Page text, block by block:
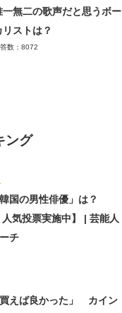
一無二の歌声だと思うボー
リストは？
答数：8072
ング
国の男性俳優」は？
人気投票実施中】 | 芸能人
チ
買えば良かった」 カイン